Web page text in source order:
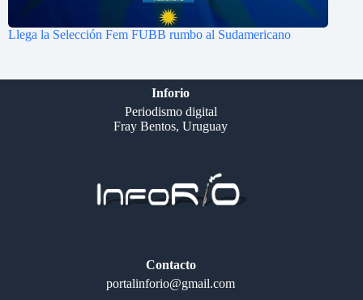
Llega la Selección Fem FUBB rumbo al Sudamericano
Inforio
Periodismo digital
Fray Bentos, Uruguay
Contacto
portalinforio@gmail.com